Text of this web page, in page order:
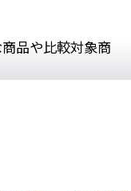
品や比較対象商